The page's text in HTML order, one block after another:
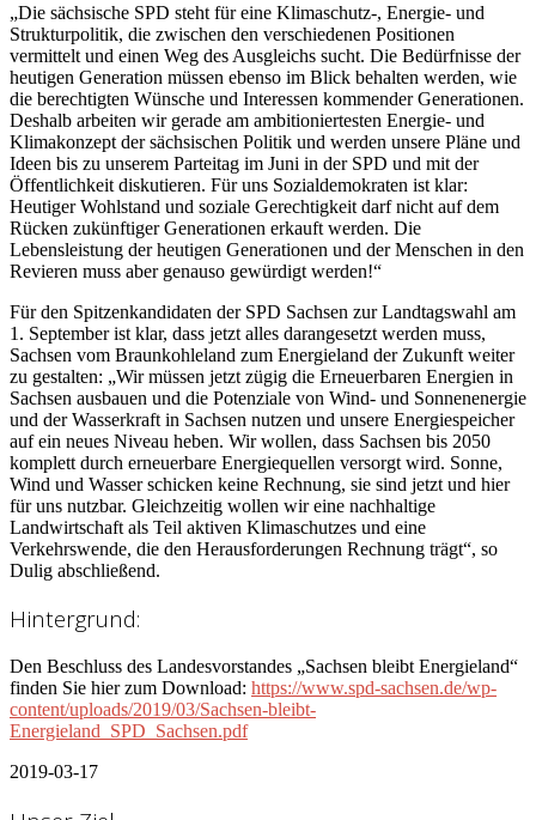
„Die sächsische SPD steht für eine Klimaschutz-, Energie- und
Strukturpolitik, die zwischen den verschiedenen Positionen
vermittelt und einen Weg des Ausgleichs sucht. Die Bedürfnisse der
heutigen Generation müssen ebenso im Blick behalten werden, wie
die berechtigten Wünsche und Interessen kommender Generationen.
Deshalb arbeiten wir gerade am ambitioniertesten Energie- und
Klimakonzept der sächsischen Politik und werden unsere Pläne und
Ideen bis zu unserem Parteitag im Juni in der SPD und mit der
Öffentlichkeit diskutieren. Für uns Sozialdemokraten ist klar:
Heutiger Wohlstand und soziale Gerechtigkeit darf nicht auf dem
Rücken zukünftiger Generationen erkauft werden. Die
Lebensleistung der heutigen Generationen und der Menschen in den
Revieren muss aber genauso gewürdigt werden!“
Für den Spitzenkandidaten der SPD Sachsen zur Landtagswahl am
1. September ist klar, dass jetzt alles darangesetzt werden muss,
Sachsen vom Braunkohleland zum Energieland der Zukunft weiter
zu gestalten: „Wir müssen jetzt zügig die Erneuerbaren Energien in
Sachsen ausbauen und die Potenziale von Wind- und Sonnenenergie
und der Wasserkraft in Sachsen nutzen und unsere Energiespeicher
auf ein neues Niveau heben. Wir wollen, dass Sachsen bis 2050
komplett durch erneuerbare Energiequellen versorgt wird. Sonne,
Wind und Wasser schicken keine Rechnung, sie sind jetzt und hier
für uns nutzbar. Gleichzeitig wollen wir eine nachhaltige
Landwirtschaft als Teil aktiven Klimaschutzes und eine
Verkehrswende, die den Herausforderungen Rechnung trägt“, so
Dulig abschließend.
Hintergrund:
Den Beschluss des Landesvorstandes „Sachsen bleibt Energieland“
finden Sie hier zum Download: https://www.spd-sachsen.de/wp-
content/uploads/2019/03/Sachsen-bleibt-
Energieland_SPD_Sachsen.pdf
2019-03-17